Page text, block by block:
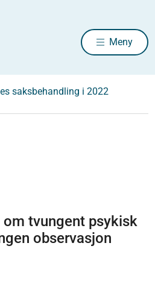
Meny
saksbehandling i 2022
tvungent psykisk
observasjon